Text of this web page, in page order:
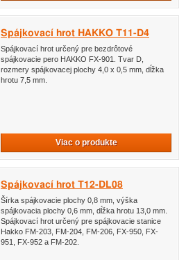
Spájkovací hrot HAKKO T11-D4
Spájkovací hrot určený pre bezdrôtové
spájkovacie pero HAKKO FX-901. Tvar D,
rozmery spájkovacej plochy 4,0 x 0,5 mm, dĺžka
hrotu 7,5 mm.
Viac o produkte
Spájkovací hrot T12-DL08
Šírka spájkovacie plochy 0,8 mm, výška
spájkovacia plochy 0,6 mm, dĺžka hrotu 13,0 mm.
Spájkovací hrot určený pre spájkovacie stanice
Hakko FM-203, FM-204, FM-206, FX-950, FX-
951, FX-952 a FM-202.